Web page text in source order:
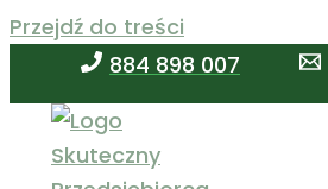
Przejdź do treści
884 898 007